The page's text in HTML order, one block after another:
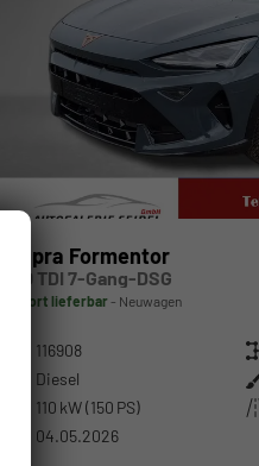
Cupra Formentor
2.0 TDI 7-Gang-DSG
sofort lieferbar Neuwagen
116908
Diesel
110 kW (150 PS)
04.05.2026